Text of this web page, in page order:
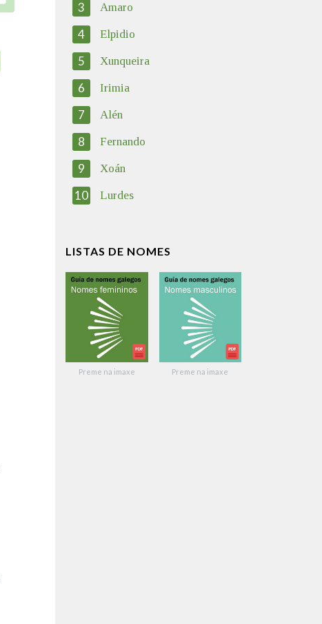
3 Amaro
4 Elpidio
5 Xunqueira
6 Irimia
7 Alén
8 Fernando
9 Xoán
10 Lurdes
LISTAS DE NOMES
Preme na imaxe Preme na imaxe